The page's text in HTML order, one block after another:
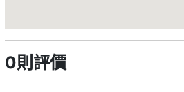
0則評價